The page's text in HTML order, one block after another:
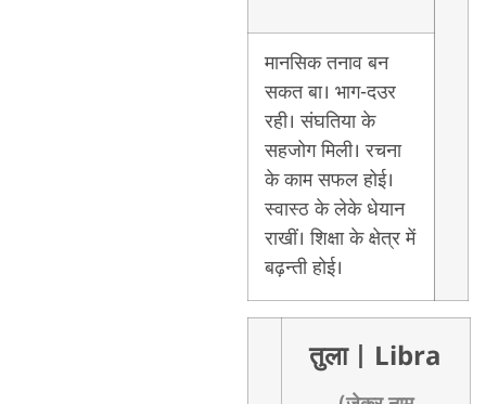
मानसिक तनाव बन
सकत बा। भाग-दउर
रही। संघतिया के
सहजोग मिली। रचना
के काम सफल होई।
स्वास्ठ के लेके धेयान
राखीं। शिक्षा के क्षेत्र में
बढ़न्ती होई।
तुला | Libra